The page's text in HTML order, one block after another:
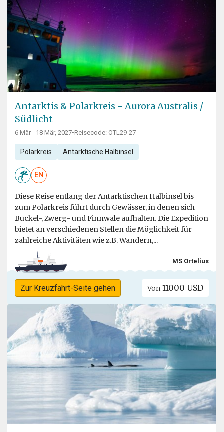
Antarktis & Polarkreis - Aurora Australis /
Südlicht
6 Mär - 18 Mär, 2027•Reisecode: OTL29-27
Polarkreis Antarktische Halbinsel
EN
Diese Reise entlang der Antarktischen Halbinsel bis
zum Polarkreis führt durch Gewässer, in denen sich
Buckel-, Zwerg- und Finnwale aufhalten. Die Expedition
bietet an verschiedenen Stellen die Möglichkeit für
zahlreiche Aktivitäten wie z.B. Wandern,...
MS Ortelius
Zur Kreuzfahrt-Seite gehen Von 11000 USD